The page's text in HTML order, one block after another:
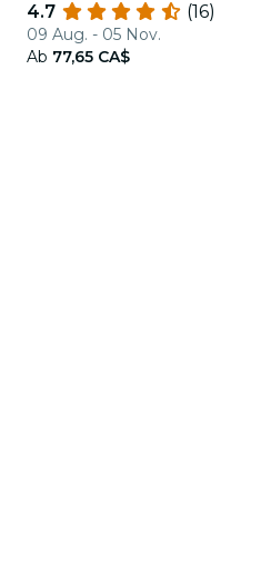
4.7
(16)
09 Aug. - 05 Nov.
Ab 77,65 CA$